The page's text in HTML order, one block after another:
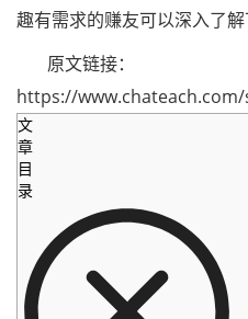
趣有需求的赚友可以深入了解
原文链接：
https://
文
章
目
录